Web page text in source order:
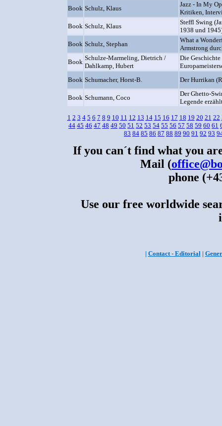
Book Schulz, Klaus
Jazz - In My
Kritiken,
Book Schulz, Klaus
Steffl Swing
1938 und
Book Schulz, Stephan
What a
Armstrong
Book
Schulze-Marmeling, Dietrich /
Dahlkamp, Hubert
Die
Book Schumacher, Horst-B. Der Hurrikan
Book Schumann, Coco
Der Ghetto-
Legende
1 2 3 4 5 6 7 8 9 10 11 12 13 14 15 16 17 18 19 20 21 22
44 45 46 47 48 49 50 51 52 53 54 55 56 57 58 59 60 61
83 84 85 86 87 88 89 90 91 92 93
If you can´t find what you
Mail (
phone
Use our free worldwide
| Contact - Editorial|